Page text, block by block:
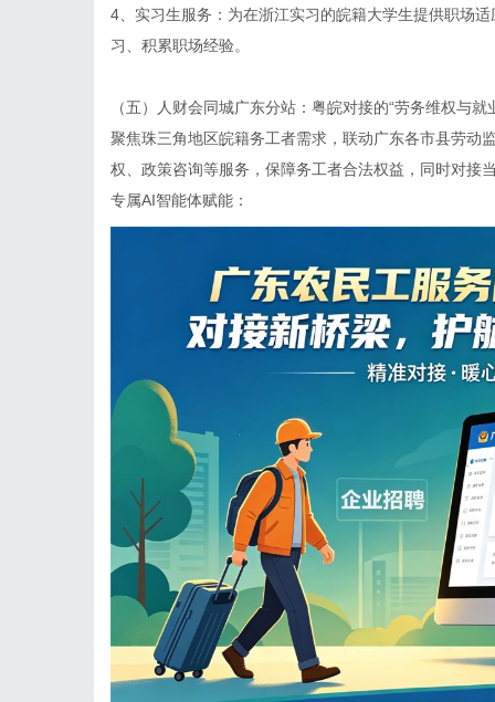
4、实习生服务：为在浙江实习的皖籍大学生提供职场
习、积累职场经验。
（五） 人财会同城广东分站 ：粤皖对接的“劳务维权与就
聚焦珠三角地区皖籍务工者需求，联动广东各市县劳动
权、政策咨询等服务，保障务工者合法权益，同时对接
专属AI智能体赋能：